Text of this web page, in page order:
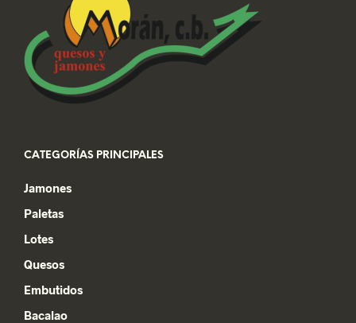
CATEGORÍAS PRINCIPALES
Jamones
Paletas
Lotes
Quesos
Embutidos
Bacalao